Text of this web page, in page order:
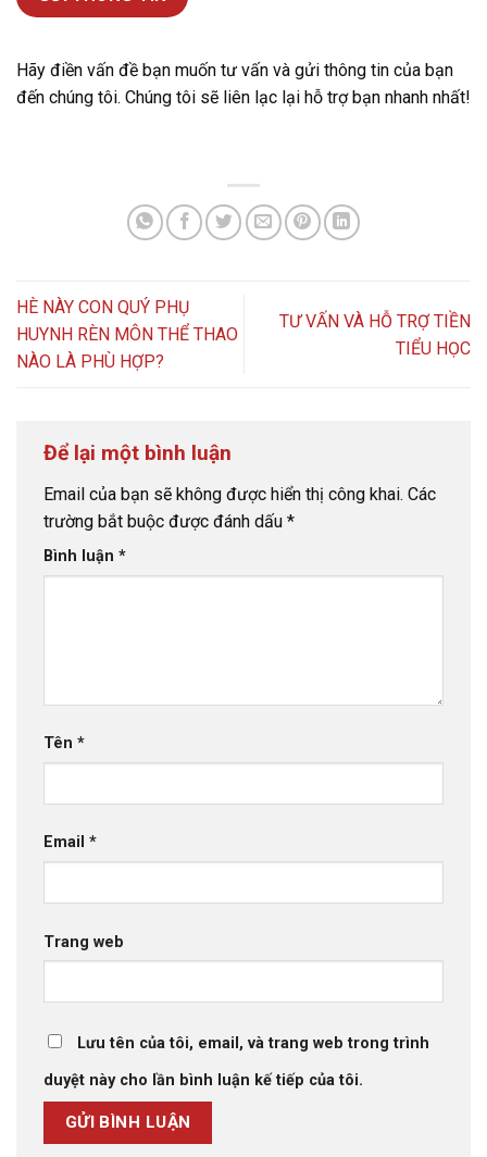
Hãy điền vấn đề bạn muốn tư vấn và gửi thông tin của bạn
đến chúng tôi. Chúng tôi sẽ liên lạc lại hỗ trợ bạn nhanh nhất!
HÈ NÀY CON QUÝ PHỤ
HUYNH RÈN MÔN THỂ THAO
NÀO LÀ PHÙ HỢP?
TƯ VẤN VÀ HỖ TRỢ TIỀN
TIỂU HỌC
Để lại một bình luận
Email của bạn sẽ không được hiển thị công khai. Các
trường bắt buộc được đánh dấu *
Bình luận *
Tên *
Email *
Trang web
Lưu tên của tôi, email, và trang web trong trình
duyệt này cho lần bình luận kế tiếp của tôi.